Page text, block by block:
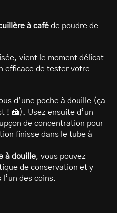
à café de poudre de
vient le moment délicat
efficace de tester votre
d’une poche à douille (ça
! 🍰). Usez ensuite d’un
de concentration pour
finisse dans le tube à
à douille, vous pouvez
de conservation et y
des coins.